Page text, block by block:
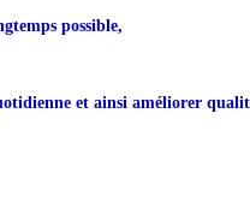
possible,
et ainsi améliorer